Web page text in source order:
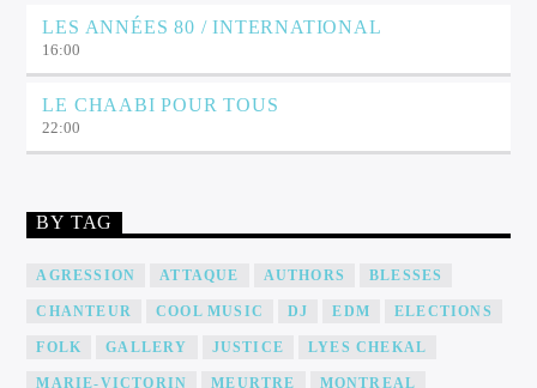
LES ANNÉES 80 / INTERNATIONAL
16:00
LE CHAABI POUR TOUS
22:00
BY TAG
AGRESSION ATTAQUE AUTHORS BLESSES
CHANTEUR COOL MUSIC DJ EDM ELECTIONS
FOLK GALLERY JUSTICE LYES CHEKAL
MARIE-VICTORIN MEURTRE MONTREAL